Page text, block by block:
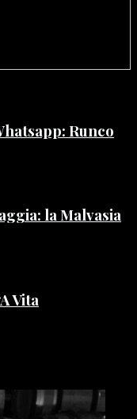
Runco
la Malvasia
Vita